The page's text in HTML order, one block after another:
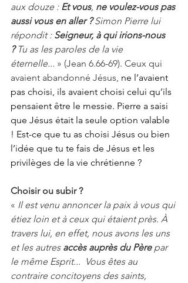
aux douze : Et vous, ne voulez-vous pas
aussi vous en aller ? Simon Pierre lui
répondit : Seigneur, à qui irions-nous
? Tu as les paroles de la vie
éternelle... » (Jean 6.66-69). Ceux qui
avaient abandonné Jésus, ne l’avaient
pas choisi, ils avaient choisi celui qu’ils
pensaient être le messie. Pierre a saisi
que Jésus était la seule option valable
! Est-ce que tu as choisi Jésus ou bien
l’idée que tu te fais de Jésus et les
privilèges de la vie chrétienne ?
Choisir ou subir ?
« Il est venu annoncer la paix à vous qui
étiez loin et à ceux qui étaient près. À
travers lui, en effet, nous avons les uns
et les autres accès auprès du Père par
le même Esprit...  Vous êtes au
contraire concitoyens des saints,